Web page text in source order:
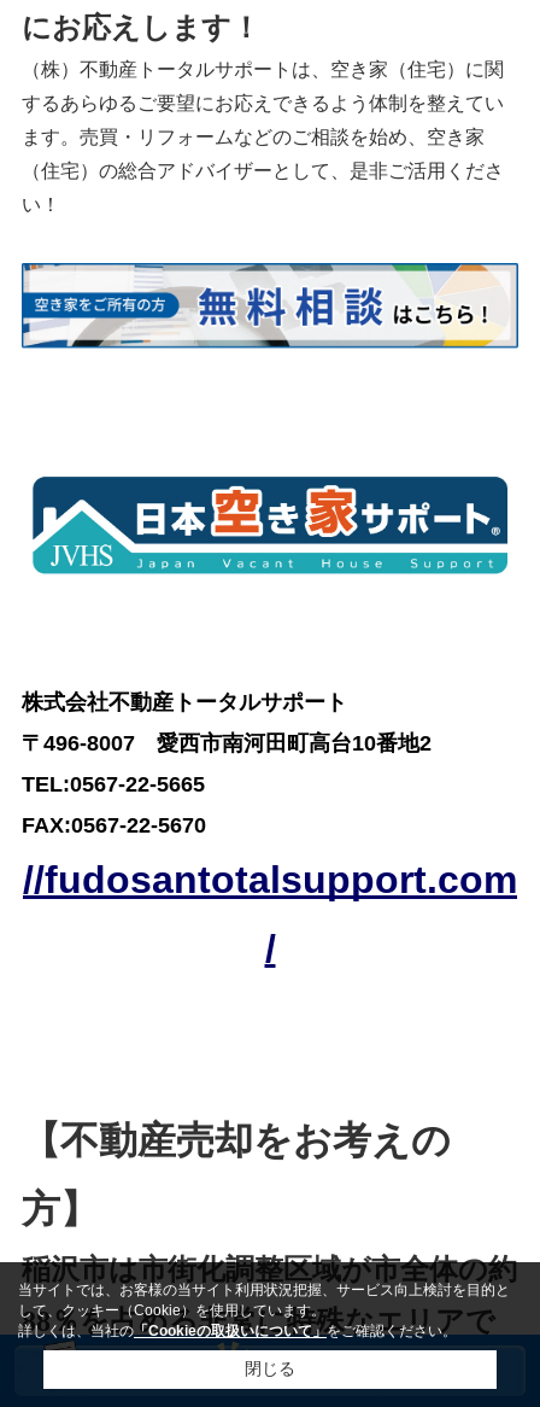
にお応えします！
（株）不動産トータルサポートは、空き家（住宅）に関
するあらゆるご要望にお応えできるよう体制を整えてい
ます。売買・リフォームなどのご相談を始め、空き家
（住宅）の総合アドバイザーとして、是非ご活用くださ
い！
株式会社不動産トータルサポート
〒 496-8007愛西市南河田町高台10番地2
TEL:0567-22-5665
FAX:0567-22-5670
//fudosantotalsupport.com
/
【不動産売却をお考えの
方】
稲沢市は市街化調整区域が市全体の約
88％を占める非常に特殊なエリアで
で不動産を売却を成功さ
当サイトでは、お客様の当サイト利用状況把握、サービス向上検討を目的と
して、クッキー（Cookie）を使用しています。
詳しくは、当社の「Cookieの取扱いについて」をご確認ください。
閉じる